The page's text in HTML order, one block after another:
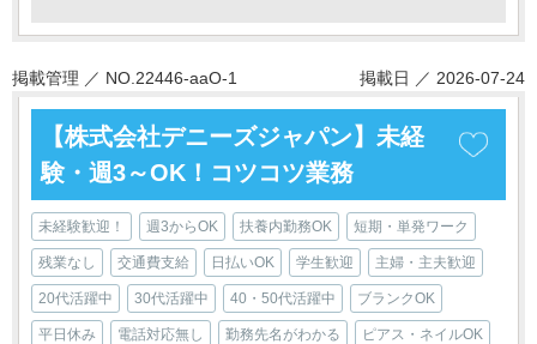
掲載管理 ／ NO.22446-aaO-1 掲載日 ／ 2026-07-24
【株式会社デニーズジャパン】未経
験・週3～OK！コツコツ業務
未経験歓迎！ 週3からOK 扶養内勤務OK 短期・単発ワーク
残業なし 交通費支給 日払いOK 学生歓迎 主婦・主夫歓迎
20代活躍中 30代活躍中 40・50代活躍中 ブランクOK
平日休み 電話対応無し 勤務先名がわかる ピアス・ネイルOK